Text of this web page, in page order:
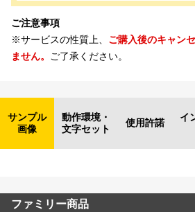
ご注意事項
※サービスの性質上、 ご購入後のキャン
ません。
ご了承ください。
サンプル
画像
動作環境・
文字セット
使用許諾
イ
ファミリー商品